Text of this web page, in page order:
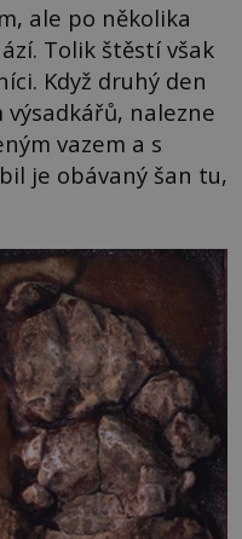
ale po několika
Tolik štěstí však
Když druhý den
nalezne
vazem a s
je obávaný šan tu,